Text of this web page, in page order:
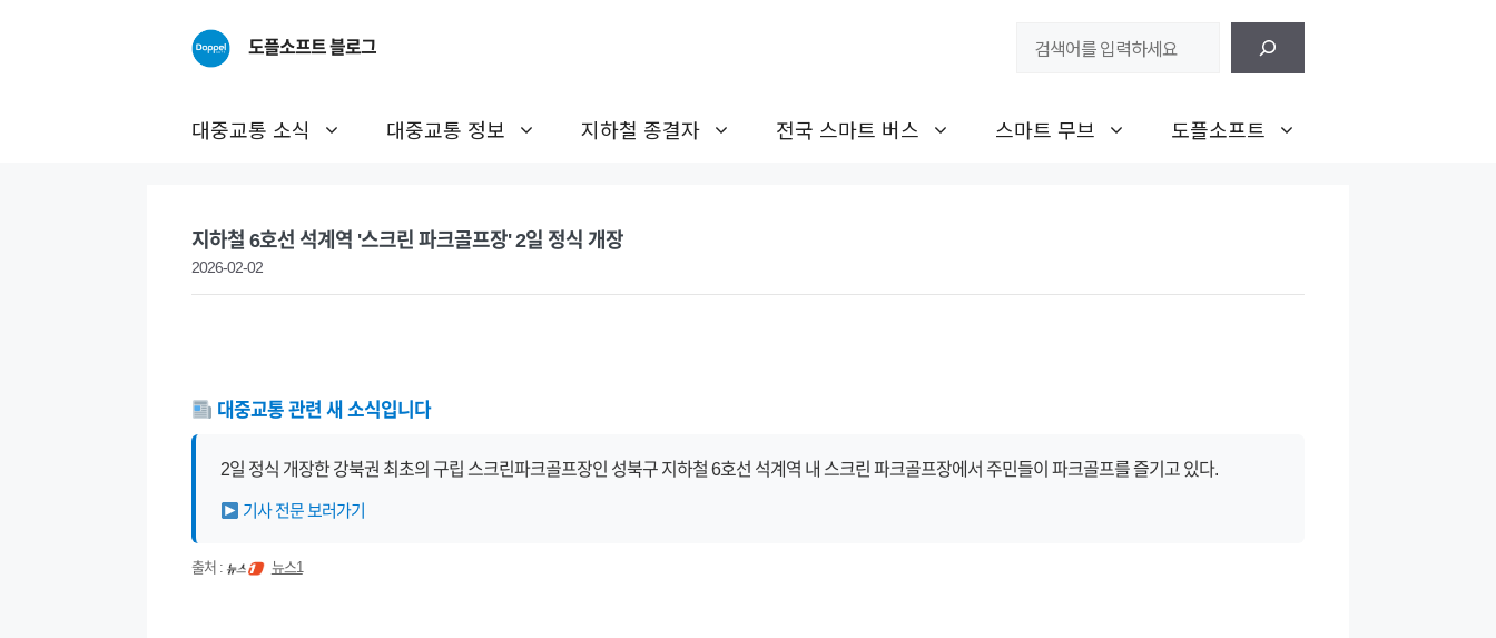
도플소프트 블로그
대중교통 소식 대중교통 정보 지하철 종결자 전국 스마트 버스 스마트 무브 도플소프트
지하철 6호선 석계역 '스크린 파크골프장' 2일 정식 개장
2026-02-02
대중교통 관련 새 소식입니다
2일 정식 개장한 강북권 최초의 구립 스크린파크골프장인 성북구 지하철 6호선 석계역 내 스크린 파크골프장에서 주민들이 파크골프를 즐기고 있다.
기사 전문 보러가기
출처 : 뉴스1